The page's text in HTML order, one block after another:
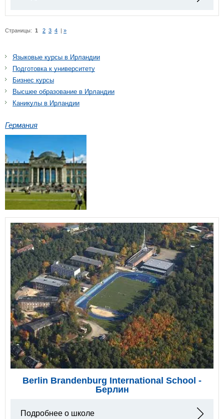
Страницы: 1 2 3 4 | »
Языковые курсы в Ирландии
Подготовка к университету
Бизнес курсы
Высшее образование в Ирландии
Каникулы в Ирландии
Германия
Berlin Brandenburg International School -
Берлин
Подробнее о школе